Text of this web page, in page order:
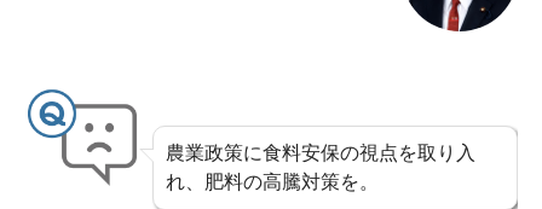
農業政策に食料安保の視点を取り入
れ、肥料の高騰対策を。